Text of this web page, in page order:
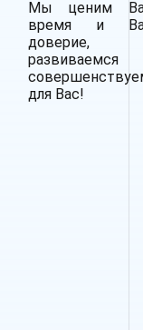
Мы ценим
время и
доверие,
для Вас!